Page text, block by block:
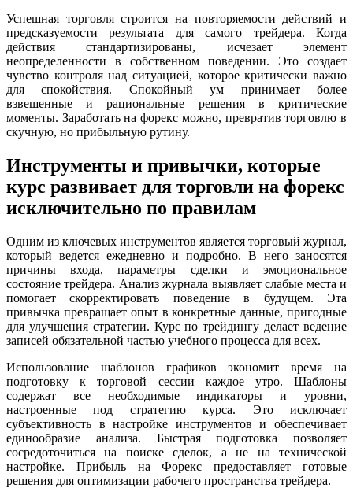
Успешная торговля строится на повторяемости действий и
предсказуемости результата для самого трейдера. Когда
действия стандартизированы, исчезает элемент
неопределенности в собственном поведении. Это создает
чувство контроля над ситуацией, которое критически важно
для спокойствия. Спокойный ум принимает более
взвешенные и рациональные решения в критические
моменты. Заработать на форекс можно, превратив торговлю в
скучную, но прибыльную рутину.
Инструменты и привычки, которые
курс развивает для торговли на форекс
исключительно по правилам
Одним из ключевых инструментов является торговый журнал,
который ведется ежедневно и подробно. В него заносятся
причины входа, параметры сделки и эмоциональное
состояние трейдера. Анализ журнала выявляет слабые места и
помогает скорректировать поведение в будущем. Эта
привычка превращает опыт в конкретные данные, пригодные
для улучшения стратегии. Курс по трейдингу делает ведение
записей обязательной частью учебного процесса для всех.
Использование шаблонов графиков экономит время на
подготовку к торговой сессии каждое утро. Шаблоны
содержат все необходимые индикаторы и уровни,
настроенные под стратегию курса. Это исключает
субъективность в настройке инструментов и обеспечивает
единообразие анализа. Быстрая подготовка позволяет
сосредоточиться на поиске сделок, а не на технической
настройке. Прибыль на Форекс предоставляет готовые
решения для оптимизации рабочего пространства трейдера.